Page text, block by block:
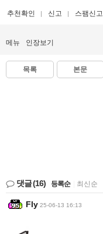
추천확인 신고 스팸신고
메뉴 인장보기
목록 본문
댓글(16) 등록순 최신순
Fly 25-06-13 16:13